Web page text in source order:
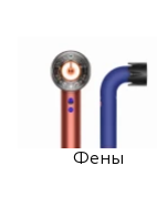
Фены